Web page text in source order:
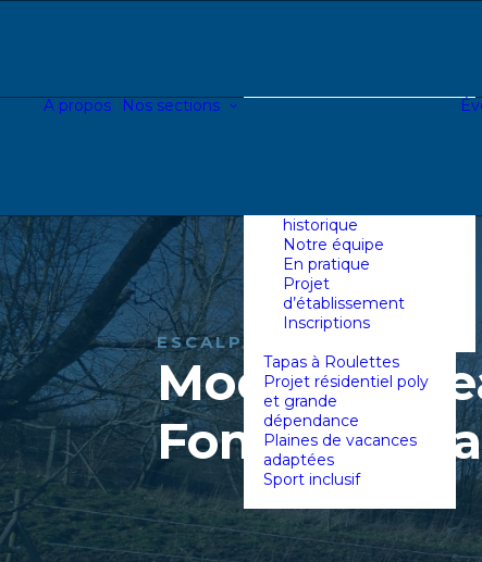
A propos Nos sections
historique
Notre équipe
En pratique
Projet
d’établissement
Inscriptions
Tapas à Roulettes
Projet résidentiel poly
et grande
dépendance
Plaines de vacances
adaptées
Sport inclusif
ESCALPADE
Module